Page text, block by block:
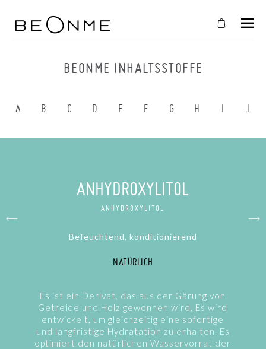
BEONME INHALTSSTOFFE
A B C D E F G H I J
ANHYDROXYLITOL
ANHYDROXYLITOL
Befeuchtend, konditionierend
NATÜRLICH
Es ist ein Derivat, das aus der Gärung von
Getreide und Holz gewonnen wird. Es wird
entwickelt, um gleichzeitig eine sofortige
und langfristige Hydratation zu erhalten. Es
optimiert den natürlichen Wasservorrat der
ist
SHOPPEN SIE WEITER